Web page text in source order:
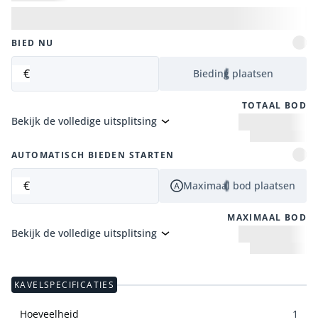
BIED NU
€ Bieding plaatsen
TOTAAL BOD
Bekijk de volledige uitsplitsing
AUTOMATISCH BIEDEN STARTEN
€ Maximaal bod plaatsen
MAXIMAAL BOD
Bekijk de volledige uitsplitsing
KAVELSPECIFICATIES
Hoeveelheid 1